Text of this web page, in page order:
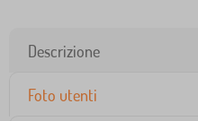
Descrizione
Foto utenti